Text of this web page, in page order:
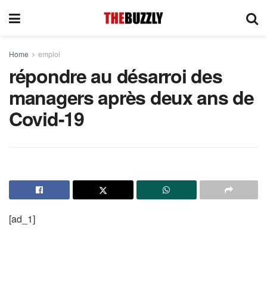
Home emploi
répondre au désarroi des
managers après deux ans de
Covid-19
[ad_1]